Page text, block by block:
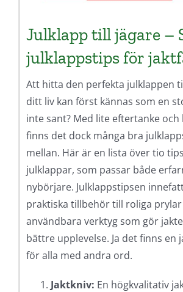
Julklapp till jägare –
julklappstips för
Att hitta den perfekta julklappen
ditt liv kan först kännas som en
inte sant? Med lite eftertanke
finns det dock många bra
mellan. Här är en lista över tio
julklappar, som passar både
nybörjare. Julklappstipsen
praktiska tillbehör till roliga
användbara verktyg som gör
bättre upplevelse. Ja det finns en
för alla med andra ord.
Jaktkniv: En högkvalitativ